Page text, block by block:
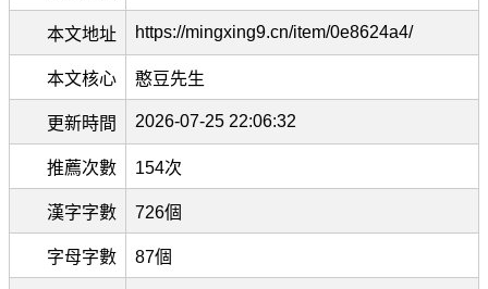
本文地址 https://mingxing9.cn/item/0e8624a4/
本文核心 憨豆先生
更新時間 2026-07-25 22:06:32
推薦次數 154次
漢字字數 726個
字母字數 87個